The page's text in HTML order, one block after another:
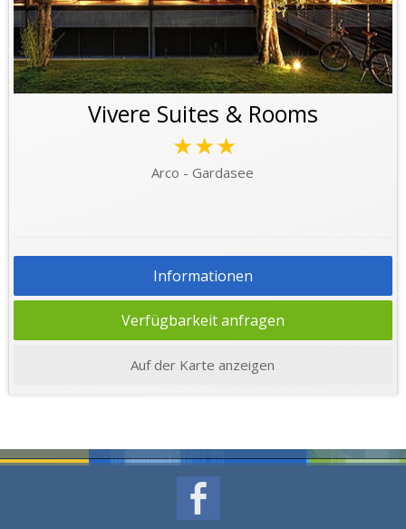
Vivere Suites & Rooms
★★★
Arco - Gardasee
Informationen
Verfügbarkeit anfragen
Auf der Karte anzeigen